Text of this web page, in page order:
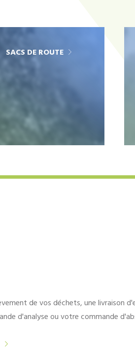
SACS DE ROUTE
de vos déchets, une livraison
d'analyse ou votre commande